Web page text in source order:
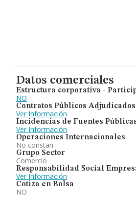
Datos comerciales
Estructura corporativa -
NO
Contratos Públicos Adjudicados
Ver Información
Incidencias de Fuentes
Ver Información
Operaciones Internacionales
No constan
Grupo Sector
Comercio
Responsabilidad Social
Ver Información
Cotiza en Bolsa
NO